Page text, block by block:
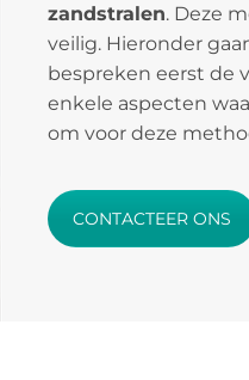
zandstralen. Deze
veilig. Hieronder
bespreken eerst de
enkele aspecten
om voor deze
CONTACTEER ONS